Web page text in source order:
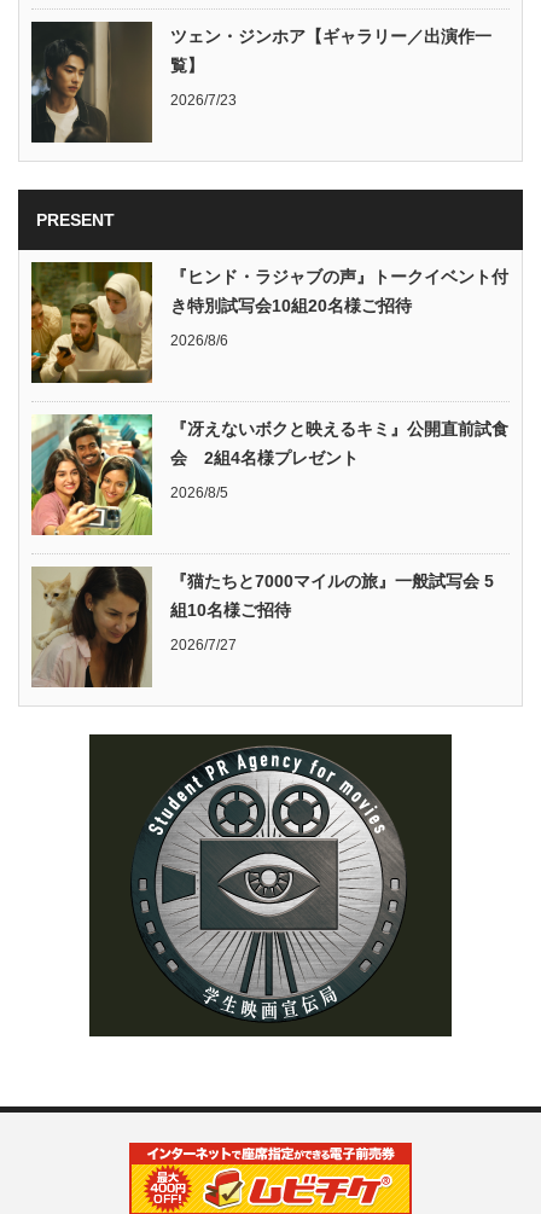
ツェン・ジンホア【ギャラリー／出演作一
覧】
2026/7/23
PRESENT
『ヒンド・ラジャブの声』トークイベント付
き特別試写会10組20名様ご招待
2026/8/6
『冴えないボクと映えるキミ』公開直前試食
会 2組4名様プレゼント
2026/8/5
『猫たちと7000マイルの旅』一般試写会 5
組10名様ご招待
2026/7/27